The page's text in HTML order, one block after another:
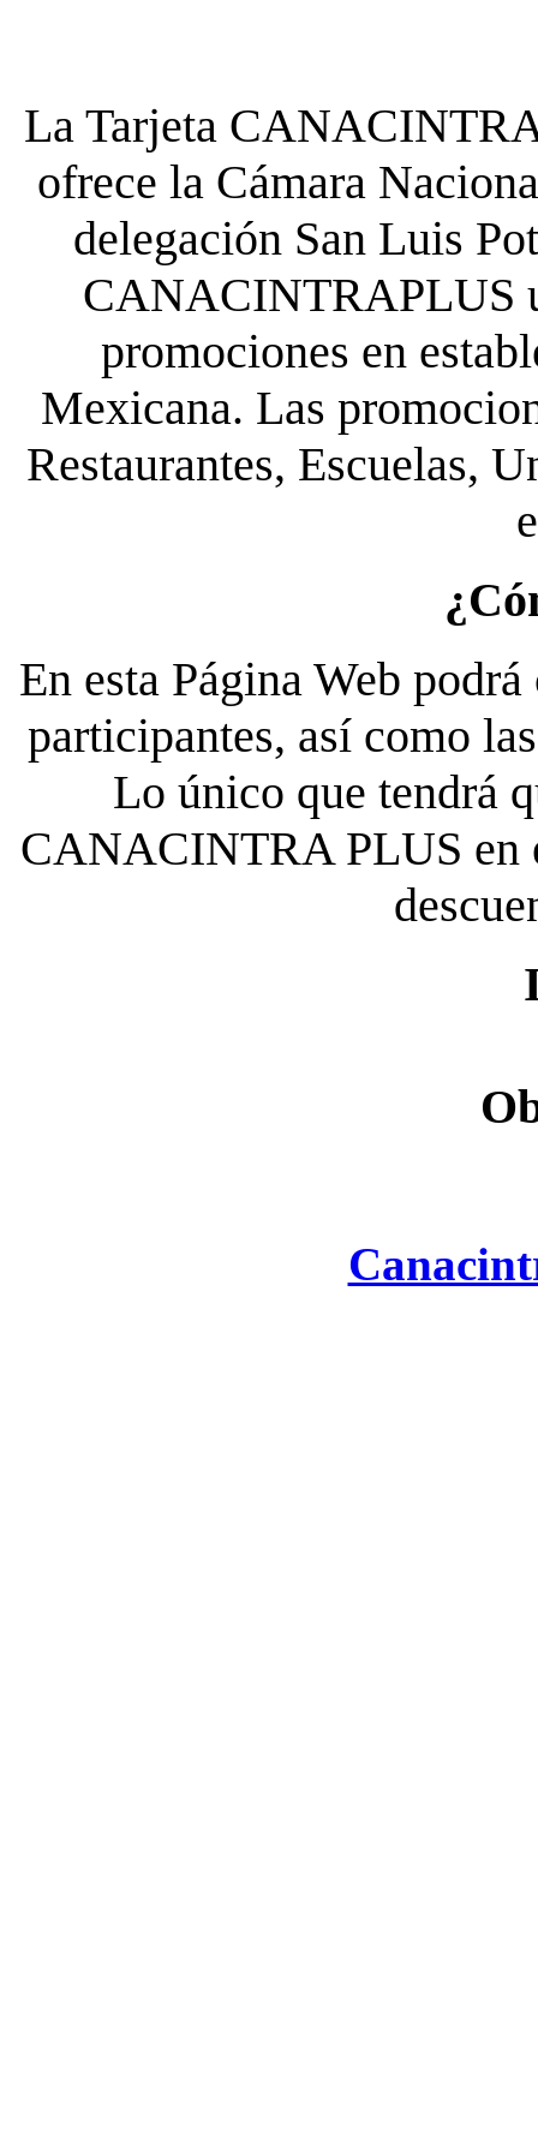
La Tarjeta
ofrece la Cámara
delegación San Luis
CANACINTRAPLUS
promociones en
Mexicana. Las
Restaurantes, Escuelas,
En esta Página Web
participantes, así como
Lo único que tendrá
CANACINTRA PLUS en